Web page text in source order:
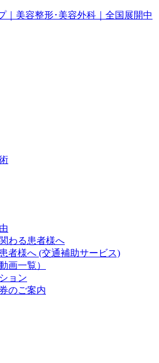
わる患者様へ
者様へ (交通補助サービス)
画一覧）
ョン
のご案内